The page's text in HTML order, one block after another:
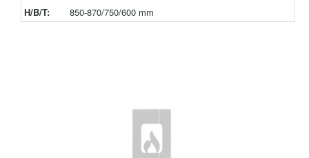
H/B/T:
850-870/750/600 mm